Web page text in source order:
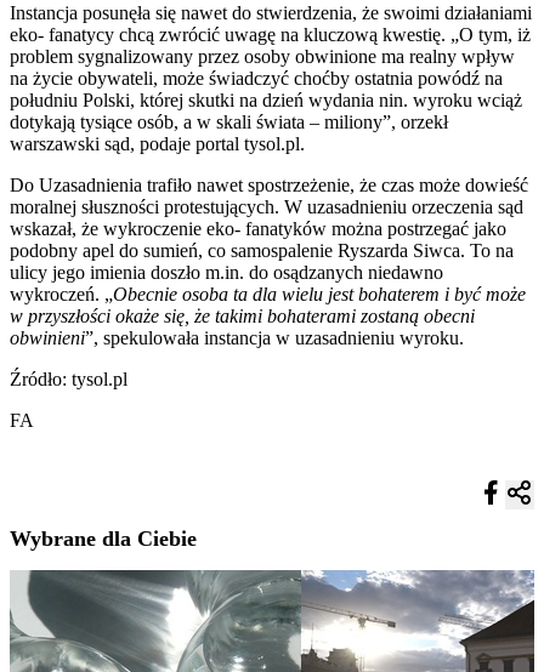
Instancja posunęła się nawet do stwierdzenia, że swoimi działaniami
eko- fanatycy chcą zwrócić uwagę na kluczową kwestię. „O tym, iż
problem sygnalizowany przez osoby obwinione ma realny wpływ
na życie obywateli, może świadczyć choćby ostatnia powódź na
południu Polski, której skutki na dzień wydania nin. wyroku wciąż
dotykają tysiące osób, a w skali świata – miliony”, orzekł
warszawski sąd, podaje portal tysol.pl.
Do Uzasadnienia trafiło nawet spostrzeżenie, że czas może dowieść
moralnej słuszności protestujących. W uzasadnieniu orzeczenia sąd
wskazał, że wykroczenie eko- fanatyków można postrzegać jako
podobny apel do sumień, co samospalenie Ryszarda Siwca. To na
ulicy jego imienia doszło m.in. do osądzanych niedawno
wykroczeń. „Obecnie osoba ta dla wielu jest bohaterem i być może
w przyszłości okaże się, że takimi bohaterami zostaną obecni
obwinieni”, spekulowała instancja w uzasadnieniu wyroku.
Źródło: tysol.pl
FA
Wybrane dla Ciebie